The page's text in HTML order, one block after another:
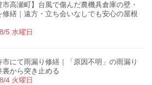
市高瀬町】台風で傷んだ農機具倉庫の壁・
修繕｜遠方・立ち会いなしでも安心の屋根
5 水曜日
市にて雨漏り修繕｜「原因不明」の雨漏り
裏から突き止める
4 火曜日